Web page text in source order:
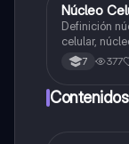
Biologia
Núcleo
Definición núcleo Celular
celular,
Interfase
7 377